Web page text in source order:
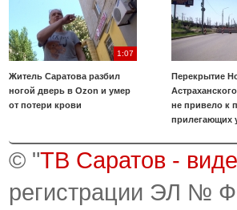
1:07
Житель Саратова разбил
ногой дверь в Ozon и умер
от потери крови
Перекрытие
не привело к
прилегающих
© "ТВ Саратов -
регистрации ЭЛ №